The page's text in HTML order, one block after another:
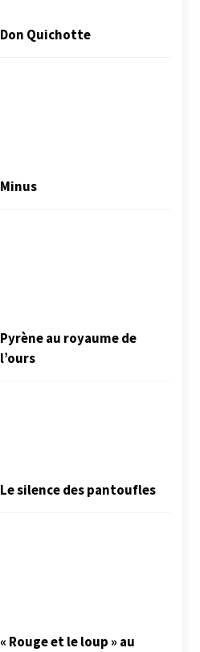
Don Quichotte
Minus
Pyrène au royaume de
l’ours
Le silence des pantoufles
« Rouge et le loup » au